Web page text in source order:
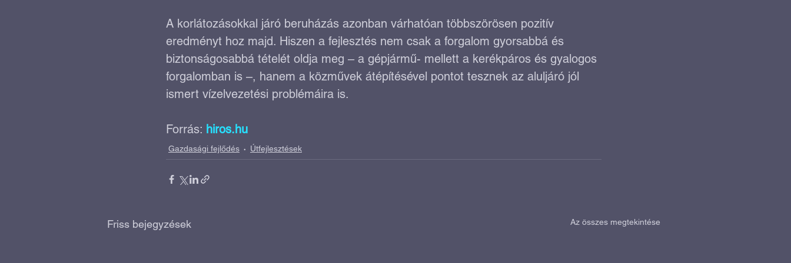
A korlátozásokkal járó beruházás azonban várhatóan többszörösen pozitív
eredményt hoz majd. Hiszen a fejlesztés nem csak a forgalom gyorsabbá és
biztonságosabbá tételét oldja meg – a gépjármű- mellett a kerékpáros és gyalogos
forgalomban is –, hanem a közművek átépítésével pontot tesznek az aluljáró jól
ismert vízelvezetési problémáira is.
Forrás: hiros.hu
Gazdasági fejlődés Útfejlesztések
Friss bejegyzések Az összes megtekintése